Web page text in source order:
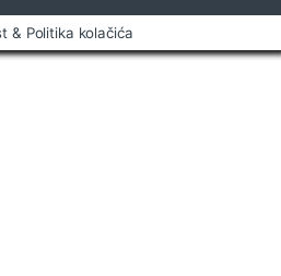
& Politika kolačića